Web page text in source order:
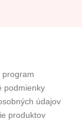
program
podmienky
údajov
produktov